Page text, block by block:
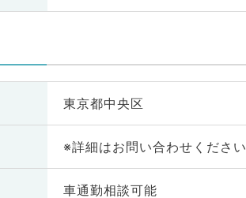
東京都中央区
※詳細はお問い合わせください
車通勤相談可能